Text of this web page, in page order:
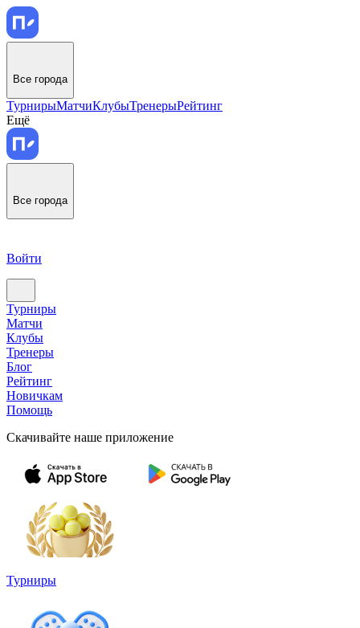
Все города
ТурнирыМатчиКлубыТренерыРейтинг
Ещё
Все города
Войти
Турниры
Матчи
Клубы
Тренеры
Блог
Рейтинг
Новичкам
Помощь
Скачивайте наше приложение
Турниры